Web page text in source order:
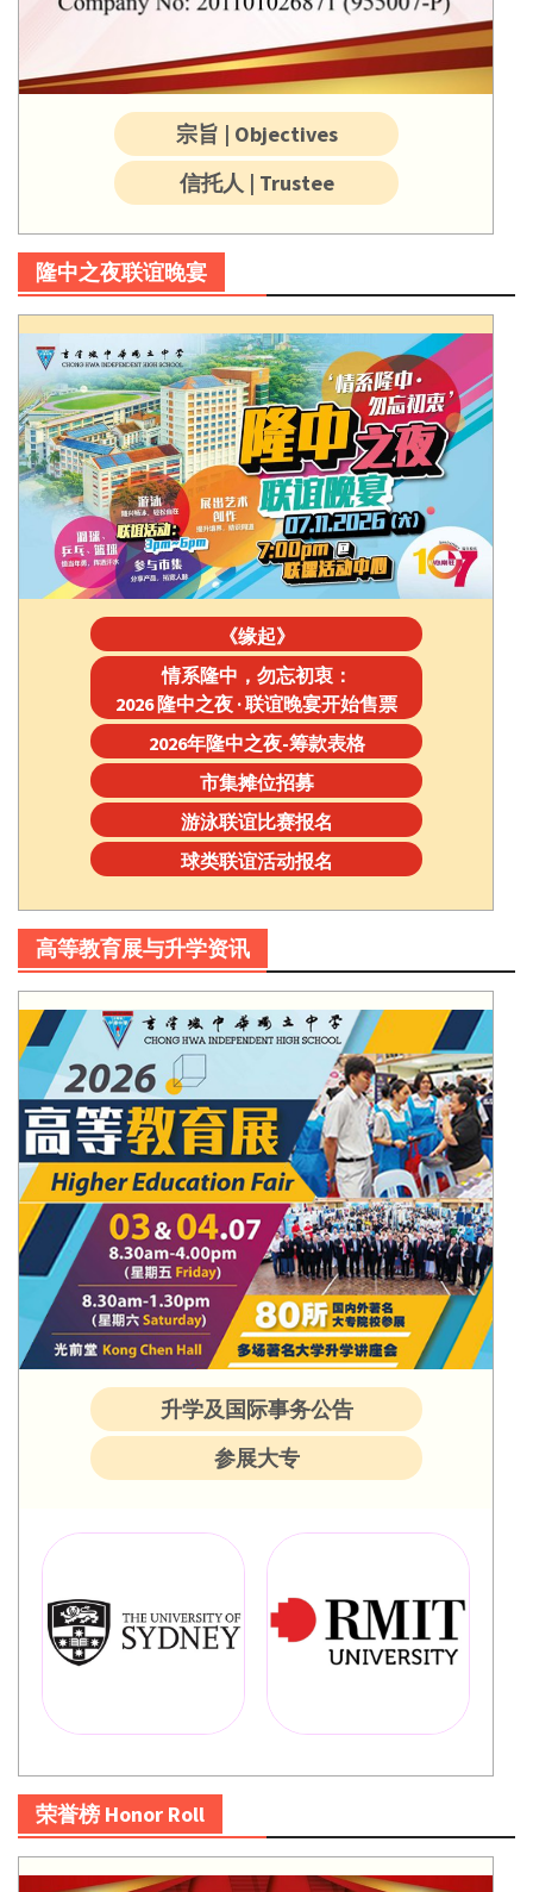
宗旨 | Objectives
信托人 | Trustee
隆中之夜联谊晚宴
《缘起》
情系隆中，勿忘初衷：
2026 隆中之夜 · 联谊晚宴开始售票
2026年隆中之夜-筹款表格
市集摊位招募
游泳联谊比赛报名
球类联谊活动报名
高等教育展与升学资讯
升学及国际事务公告
参展大专
荣誉榜 Honor Roll